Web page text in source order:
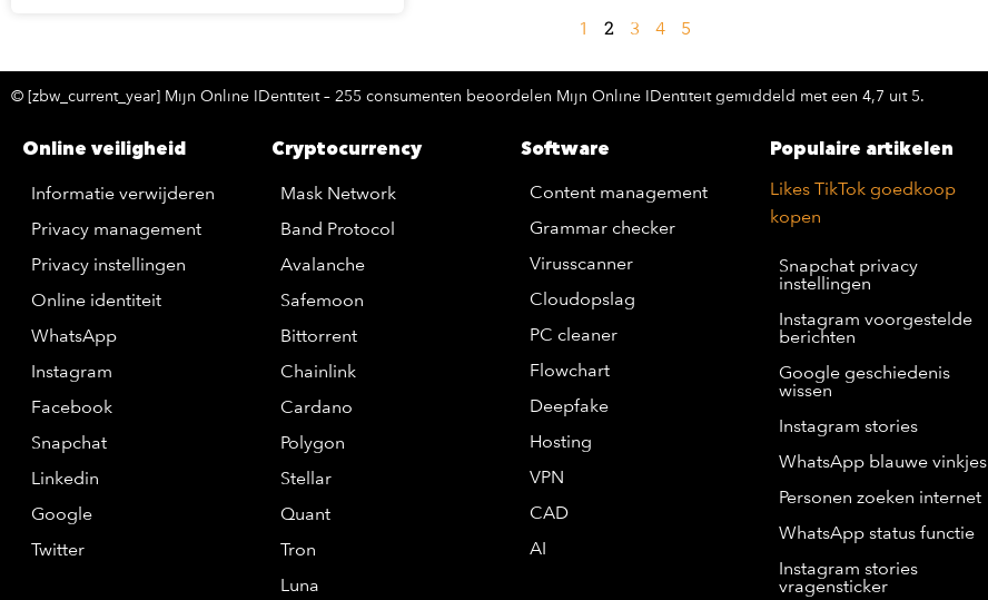
1 2 3 4 5
© [zbw_current_year] Mijn Online IDentiteit – 255 consumenten beoordelen Mijn Online IDentiteit gemiddeld met een 4,7 uit 5.
Online veiligheid
Informatie verwijderen
Privacy management
Privacy instellingen
Online identiteit
WhatsApp
Instagram
Facebook
Snapchat
Linkedin
Google
Twitter
Cryptocurrency
Mask Network
Band Protocol
Avalanche
Safemoon
Bittorrent
Chainlink
Cardano
Polygon
Stellar
Quant
Tron
Luna
Software
Content management
Grammar checker
Virusscanner
Cloudopslag
PC cleaner
Flowchart
Deepfake
Hosting
VPN
CAD
AI
Populaire artikelen
Likes TikTok goedkoop
kopen
Snapchat privacy
instellingen
Instagram voorgestelde
berichten
Google geschiedenis
wissen
Instagram stories
WhatsApp blauwe vinkjes
Personen zoeken internet
WhatsApp status functie
Instagram stories
vragensticker